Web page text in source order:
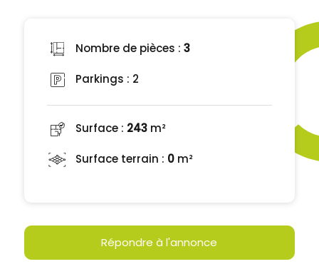
Nombre de pièces : 3
Parkings : 2
Surface : 243 m²
Surface terrain : 0 m²
Répondre à l'annonce